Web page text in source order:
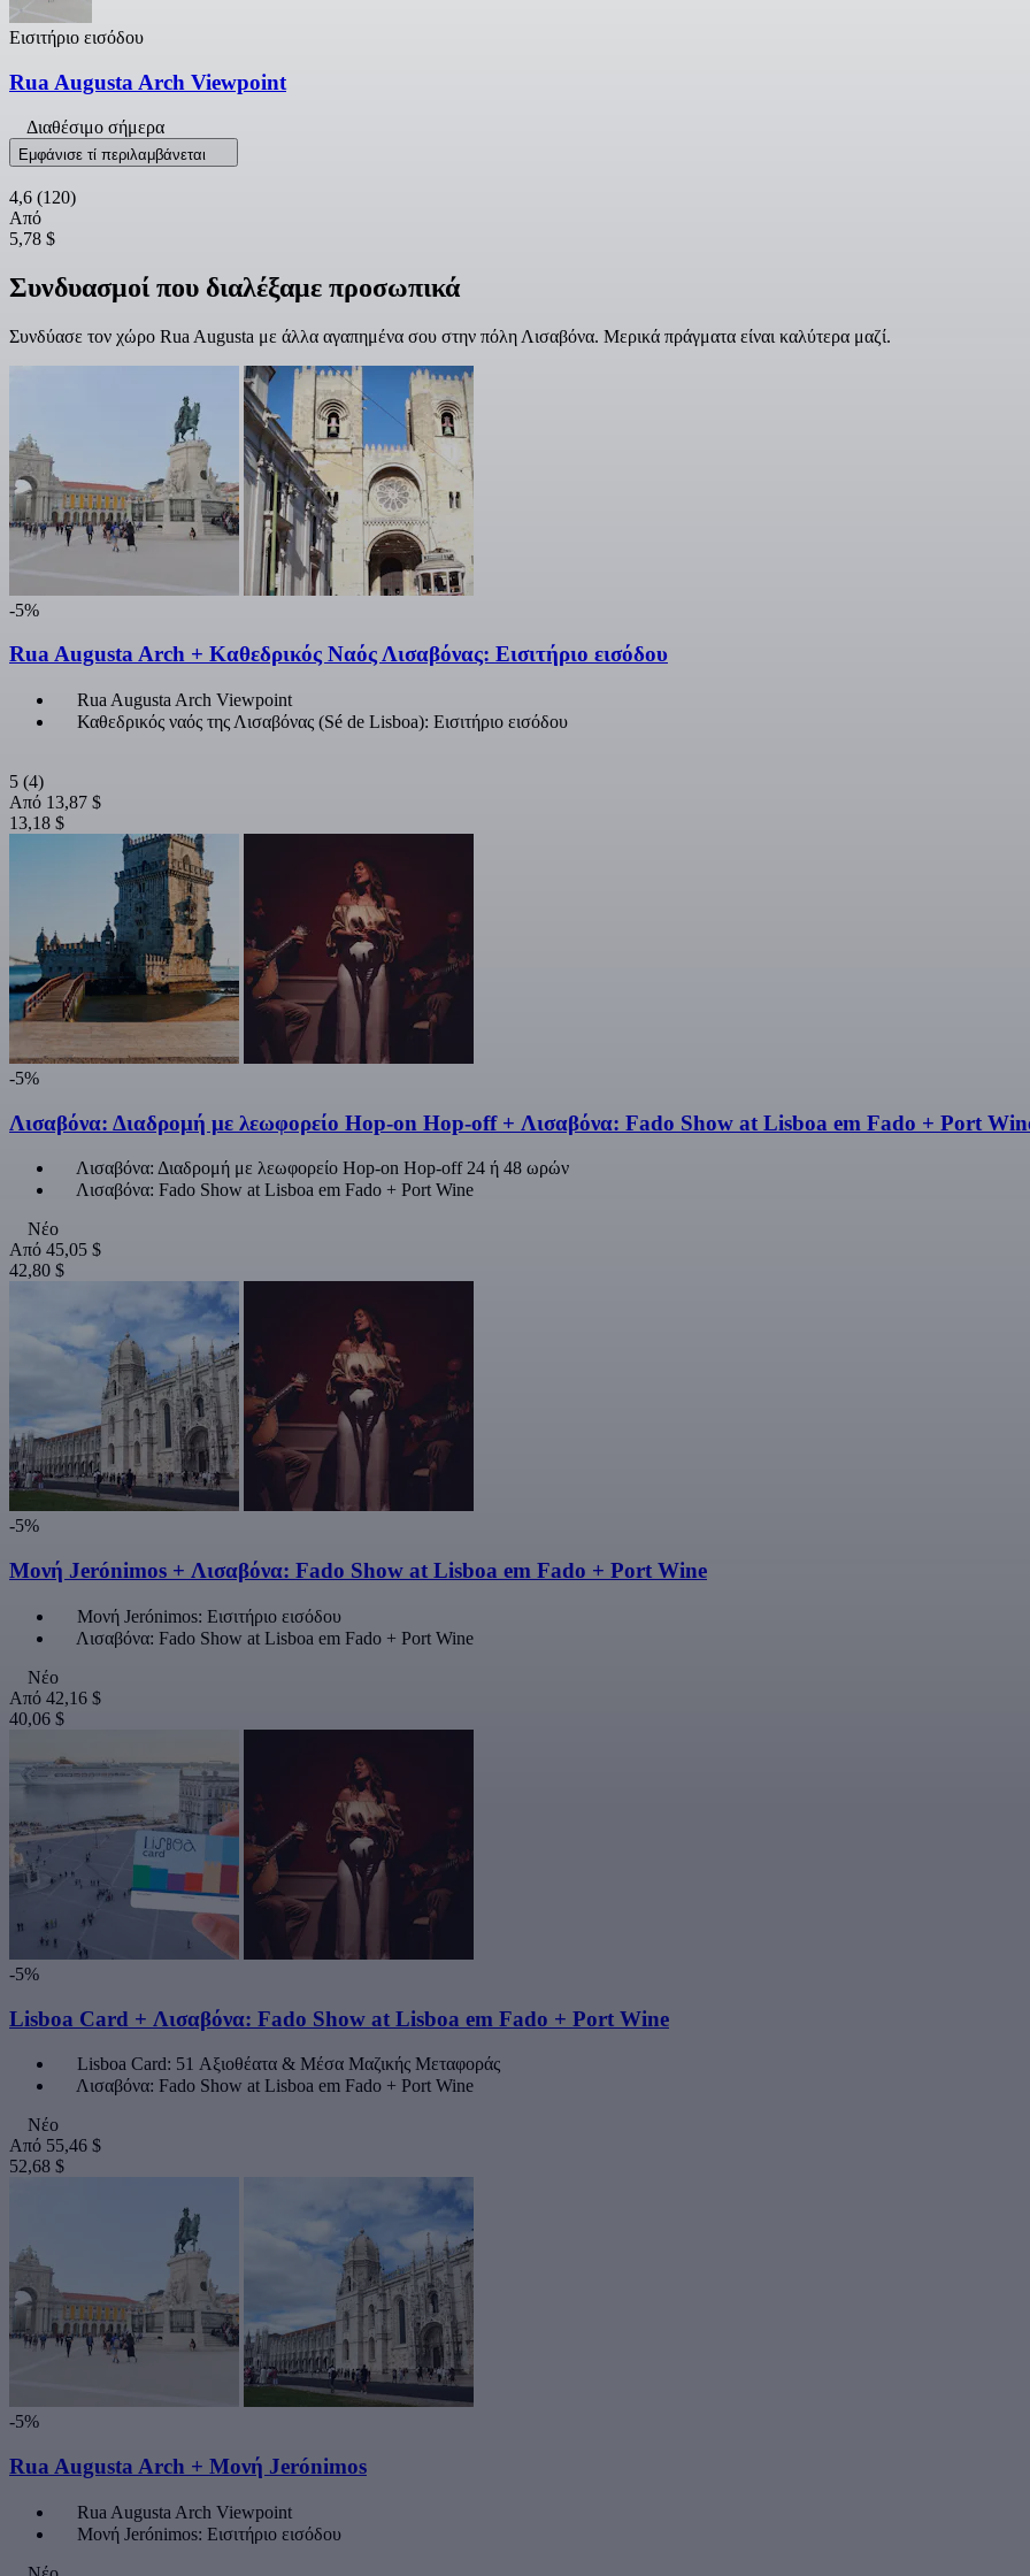
Εισιτήριο εισόδου
Rua Augusta Arch Viewpoint
Διαθέσιμο σήμερα
Εμφάνισε τί περιλαμβάνεται
4,6 (120)
Από
5,78 $
Συνδυασμοί που διαλέξαμε προσωπικά
Συνδύασε τον χώρο Rua Augusta με άλλα αγαπημένα σου στην πόλη Λισαβόνα. Μερικά πράγματα είναι καλύτερα μαζί.
-5%
Rua Augusta Arch + Καθεδρικός Ναός Λισαβόνας: Εισιτήριο εισόδου
Rua Augusta Arch Viewpoint
Καθεδρικός ναός της Λισαβόνας (Sé de Lisboa): Εισιτήριο εισόδου
5 (4)
Από 13,87 $
13,18 $
-5%
Λισαβόνα: Διαδρομή με λεωφορείο Hop-on Hop-off + Λισαβόνα: Fado Show at Lisboa em Fado + Port
Λισαβόνα: Διαδρομή με λεωφορείο Hop-on Hop-off 24 ή 48 ωρών
Λισαβόνα: Fado Show at Lisboa em Fado + Port Wine
Νέο
Από 45,05 $
42,80 $
-5%
Μονή Jerónimos + Λισαβόνα: Fado Show at Lisboa em Fado + Port Wine
Μονή Jerónimos: Εισιτήριο εισόδου
Λισαβόνα: Fado Show at Lisboa em Fado + Port Wine
Νέο
Από 42,16 $
40,06 $
-5%
Lisboa Card + Λισαβόνα: Fado Show at Lisboa em Fado + Port Wine
Lisboa Card: 51 Αξιοθέατα & Μέσα Μαζικής Μεταφοράς
Λισαβόνα: Fado Show at Lisboa em Fado + Port Wine
Νέο
Από 55,46 $
52,68 $
-5%
Rua Augusta Arch + Μονή Jerónimos
Rua Augusta Arch Viewpoint
Μονή Jerónimos: Εισιτήριο εισόδου